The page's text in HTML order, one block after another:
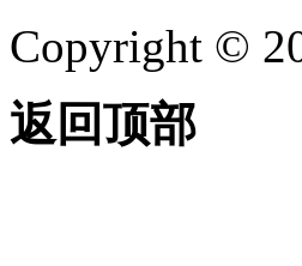
Copyright ©
返回顶部